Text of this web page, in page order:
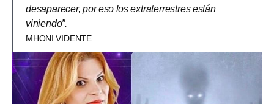
desaparecer, por eso los extraterrestres están
viniendo”.
MHONI VIDENTE